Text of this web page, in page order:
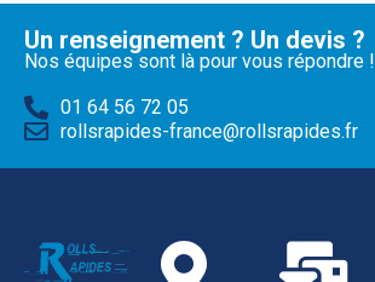
Un renseignement ? Un devis ?
Nos équipes sont là pour vous répondre !
01 64 56 72 05
rollsrapides-france@rollsrapides.fr